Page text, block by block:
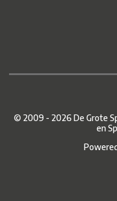
© 2009 - 2026 De Grote
en